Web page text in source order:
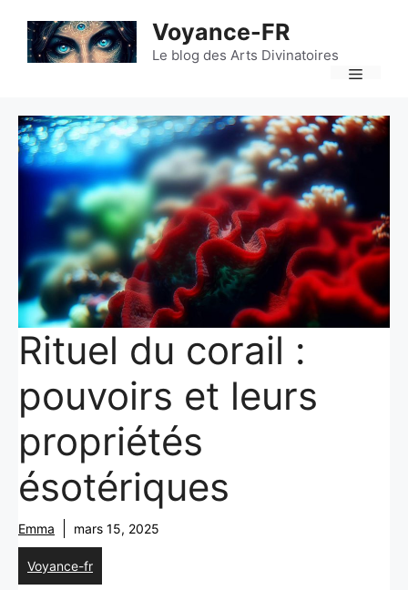
contenu
Voyance-FR
Le blog des Arts Divinatoires
Rituel du corail :
pouvoirs et leurs
propriétés
ésotériques
Emma mars 15, 2025
Voyance-fr